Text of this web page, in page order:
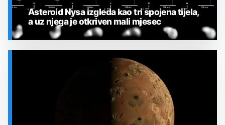
Asteroid Nysa izgleda kao tri spojena tijela,
a uz njega je otkriven mali mjesec